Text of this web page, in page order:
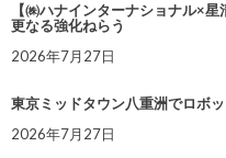
【㈱ハナインターナショナル×
更なる強化ねらう
2026年7月27日
東京ミッドタウン八重洲でロボ
2026年7月27日